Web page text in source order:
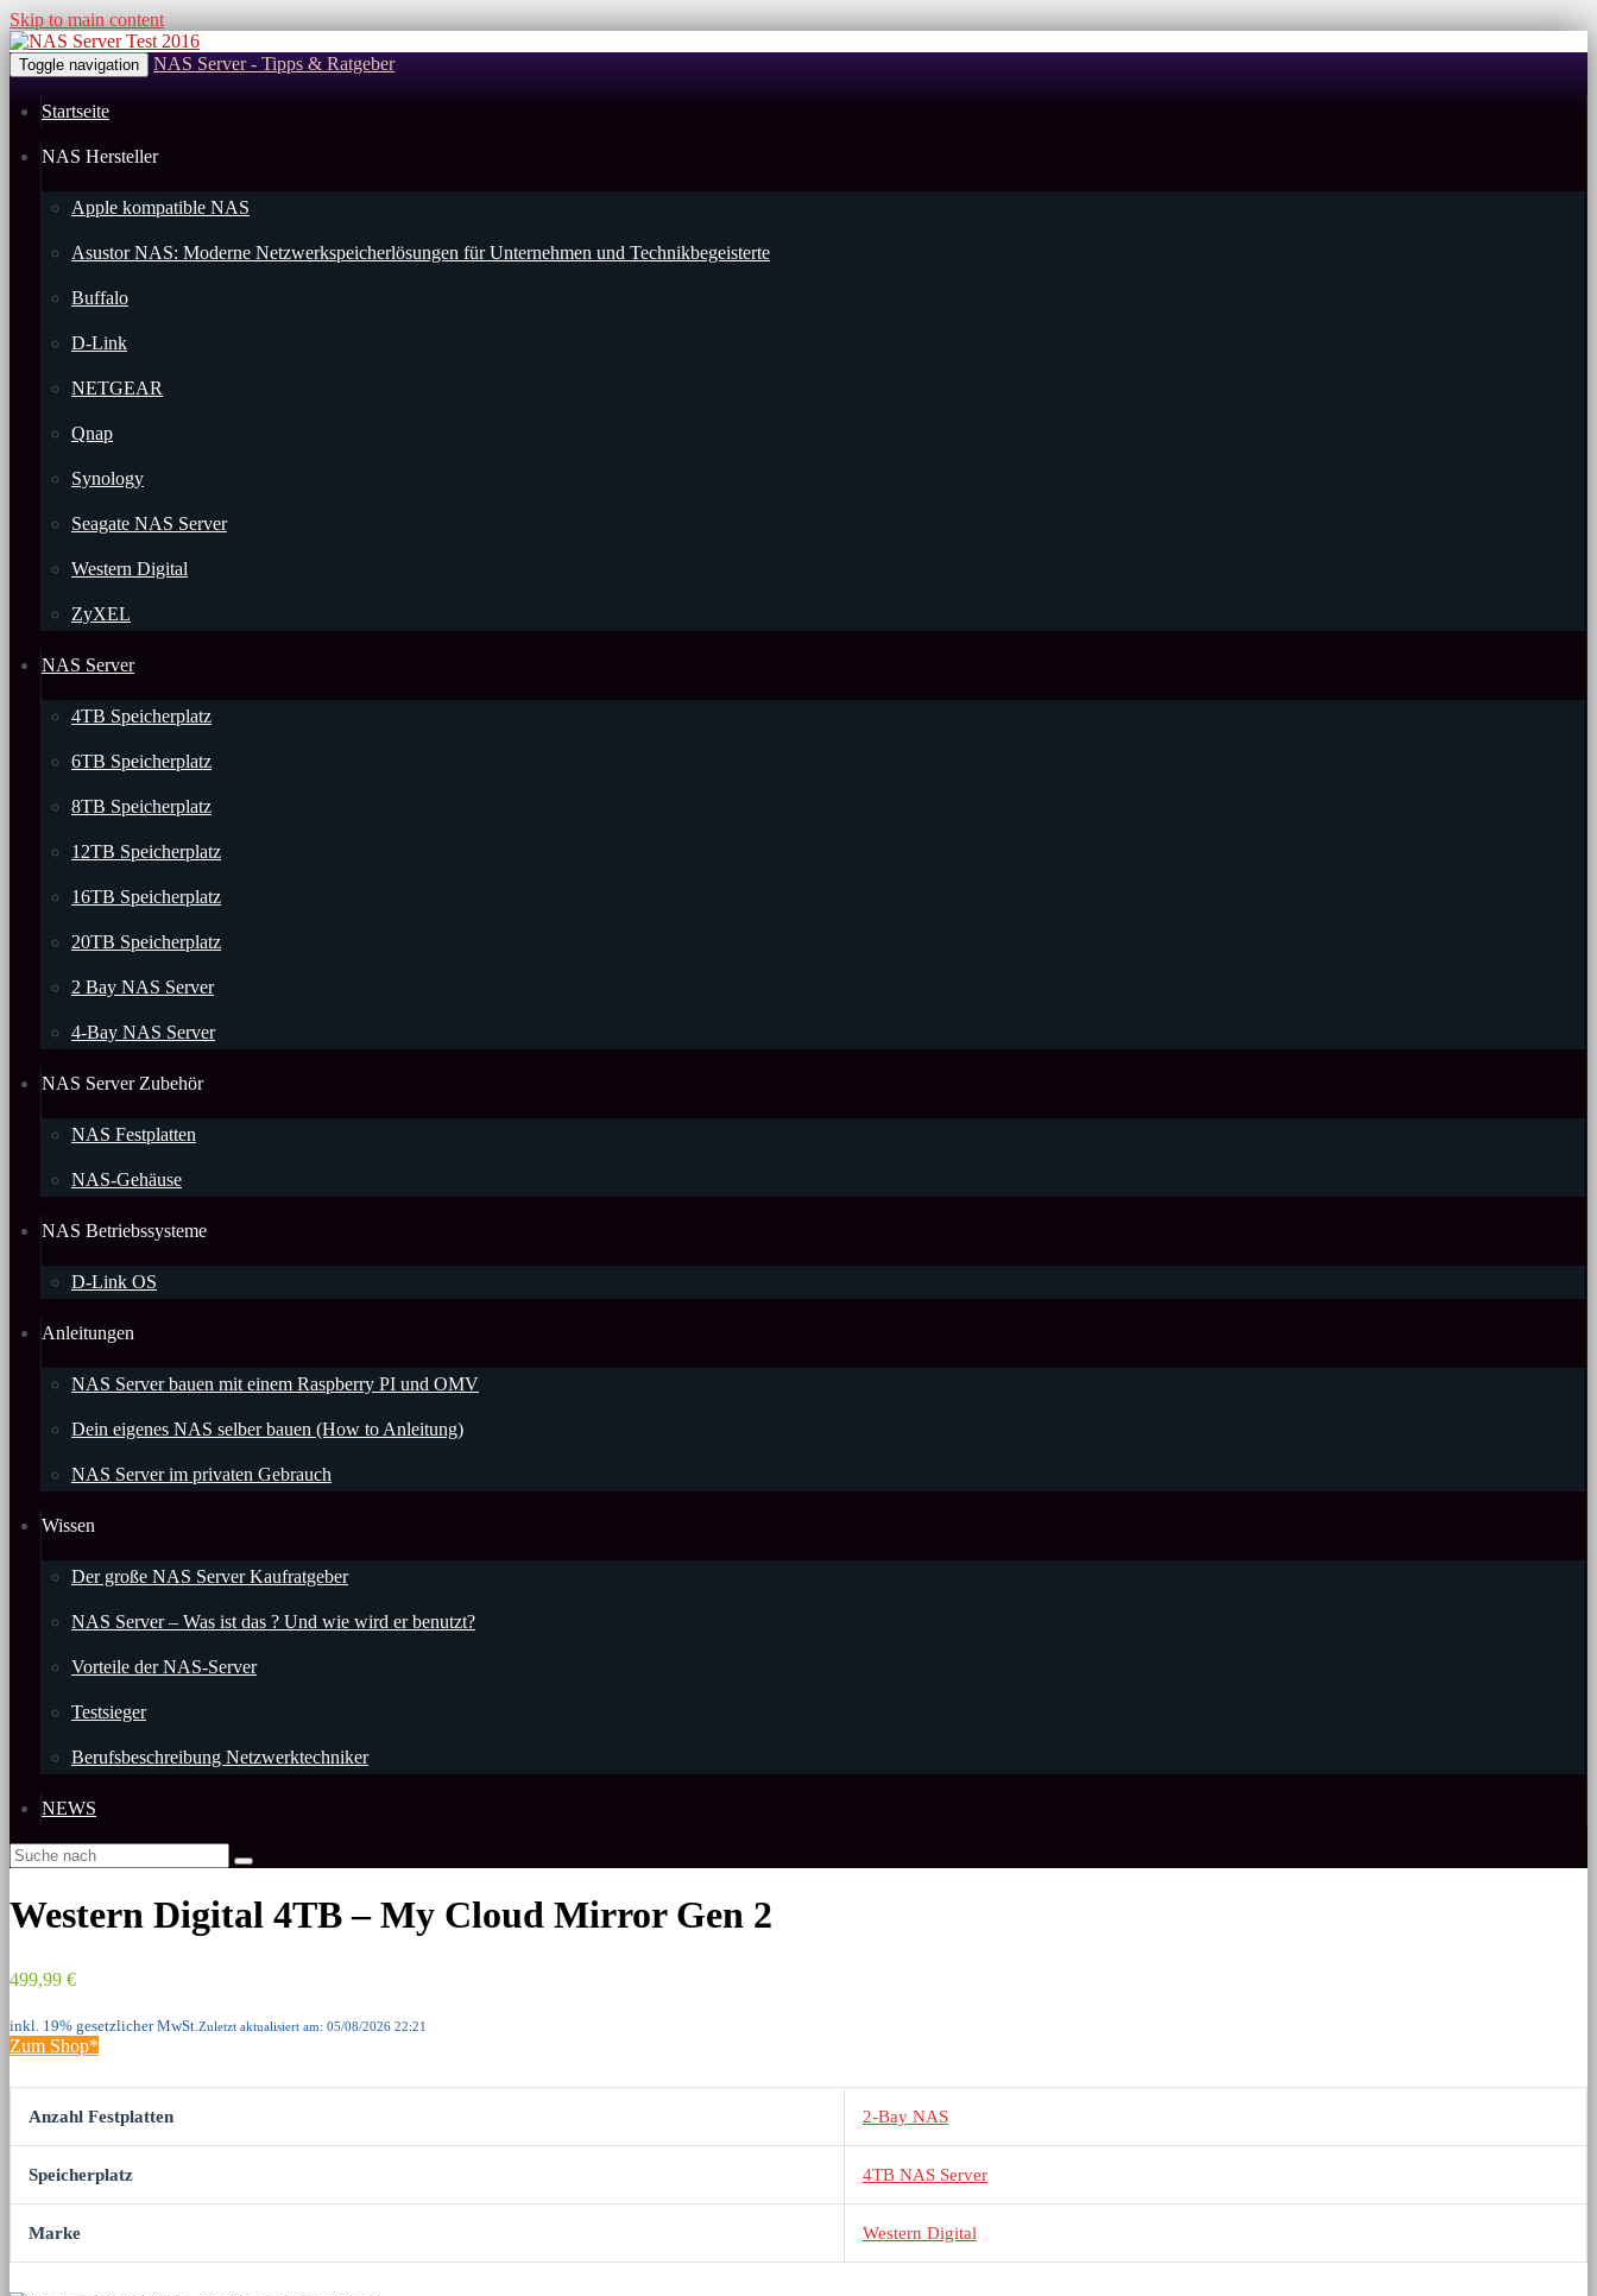
Skip to main content
Toggle navigation NAS Server - Tipps & Ratgeber
Startseite
NAS Hersteller
Apple kompatible NAS
Asustor NAS: Moderne Netzwerkspeicherlösungen für Unternehmen und Technikbegeisterte
Buffalo
D-Link
NETGEAR
Qnap
Synology
Seagate NAS Server
Western Digital
ZyXEL
NAS Server
4TB Speicherplatz
6TB Speicherplatz
8TB Speicherplatz
12TB Speicherplatz
16TB Speicherplatz
20TB Speicherplatz
2 Bay NAS Server
4-Bay NAS Server
NAS Server Zubehör
NAS Festplatten
NAS-Gehäuse
NAS Betriebssysteme
D-Link OS
Anleitungen
NAS Server bauen mit einem Raspberry PI und OMV
Dein eigenes NAS selber bauen (How to Anleitung)
NAS Server im privaten Gebrauch
Wissen
Der große NAS Server Kaufratgeber
NAS Server – Was ist das ? Und wie wird er benutzt?
Vorteile der NAS-Server
Testsieger
Berufsbeschreibung Netzwerktechniker
NEWS
Western Digital 4TB – My Cloud Mirror Gen 2
499,99 €
inkl. 19% gesetzlicher MwSt. Zuletzt aktualisiert am: 05/08/2026 22:21
Zum Shop*
Anzahl Festplatten 2-Bay NAS
Speicherplatz 4TB NAS Server
Marke Western Digital